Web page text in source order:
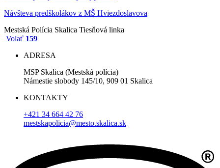
Návšteva predškolákov z MŠ Hviezdoslavova
Mestská Polícia Skalica Tiesňová linka
Volať 159
ADRESA
MSP Skalica (Mestská polícia)
Námestie slobody 145/10, 909 01 Skalica
KONTAKTY
+421 34 664 42 76
mestskapolicia@mesto.skalica.sk